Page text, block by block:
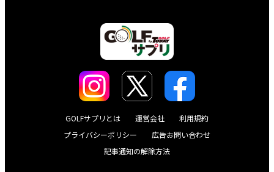
GOLFサプリとは 運営会社
利用規約
プライバシーポリシー
広告お問い合わせ
記事通知の解除方法